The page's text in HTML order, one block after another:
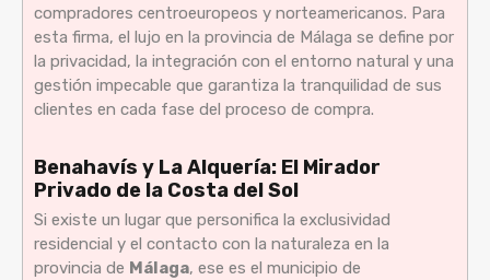
compradores centroeuropeos y norteamericanos. Para
esta firma, el lujo en la provincia de Málaga se define por
la privacidad, la integración con el entorno natural y una
gestión impecable que garantiza la tranquilidad de sus
clientes en cada fase del proceso de compra.
Benahavís y La Alquería: El Mirador
Privado de la Costa del Sol
Si existe un lugar que personifica la exclusividad
residencial y el contacto con la naturaleza en la
provincia de Málaga, ese es el municipio de